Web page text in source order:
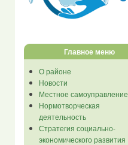
Главное меню
О районе
Новости
Местное самоуправление
Нормотворческая
деятельность
Стратегия социально-
экономического развития